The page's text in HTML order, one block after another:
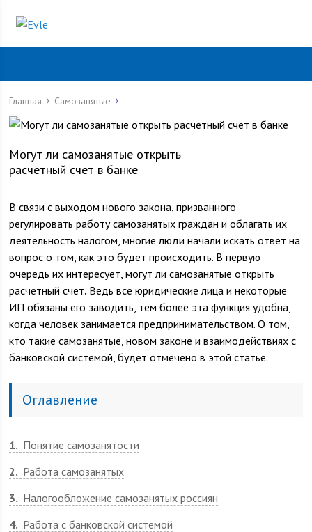
Главная Самозанятые
Могут ли самозанятые открыть
расчетный счет в банке
В связи с выходом нового закона, призванного
регулировать работу самозанятых граждан и облагать их
деятельность налогом, многие люди начали искать ответ на
вопрос о том, как это будет происходить. В первую
очередь их интересует, могут ли самозанятые открыть
расчетный счет. Ведь все юридические лица и некоторые
ИП обязаны его заводить, тем более эта функция удобна,
когда человек занимается предпринимательством. О том,
кто такие самозанятые, новом законе и взаимодействиях с
банковской системой, будет отмечено в этой статье.
Оглавление
1
Понятие самозанятости
2
Работа самозанятых
3
Налогообложение самозанятых россиян
4 Работа с банковской системой